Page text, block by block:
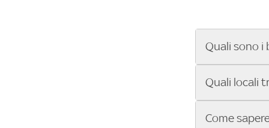
Quali sono i
Se cerchi un
ENILIVE, la
Sky Bar ti
Quali locali
Vuoi sapere
Come